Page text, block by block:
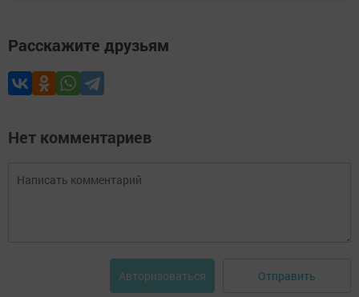
Расскажите друзьям
Нет комментариев
Авторизоваться Отправить